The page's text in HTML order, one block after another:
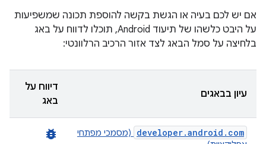
אם יש לכם בעיה או הגשת בקשה להוספת תכונה שמשפיעות
על היבט כלשהו של תיעוד Android, תוכלו לדווח על באג
בלחיצה על סמל הבאג לצד אזור הרכיב הרלוונטי:
עיון בבאגים
דיווח על
באג
developer.android.com
(מסמכי מפתחי
bug_report